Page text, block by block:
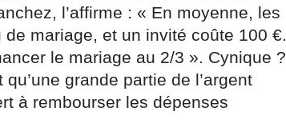
l’affirme : « En moyenne, les
mariage, et un invité coûte 100 €.
le mariage au 2/3 ». Cynique ?
grande partie de l’argent
à rembourser les dépenses